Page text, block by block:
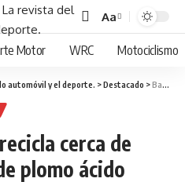
Cambiar
tamaño
fuente
Aa
Motor WRC Motociclismo
automóvil y el deporte. >Destacado >Baterías Ecuador recicla cerca de 800 mil baterías de plomo ácido
cerca de
plomo ácido